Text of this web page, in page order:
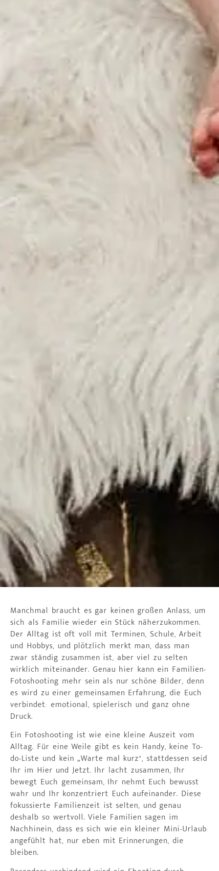
Manchmal braucht es gar keinen großen Anlass, um
sich als Familie wieder ein Stück näherzukommen.
Der Alltag ist oft voll mit Terminen, Schule, Arbeit
und Hobbys, und plötzlich merkt man, dass man
zwar ständig zusammen ist, aber viel zu selten
wirklich miteinander. Genau hier kann ein Familien-
Fotoshooting mehr sein als nur schöne Bilder, denn
es wird zu einer gemeinsamen Erfahrung, die Euch
verbindet: emotional, spielerisch und ganz ohne
Druck.
Ein Fotoshooting ist wie eine kleine Auszeit vom
Alltag. Für eine Weile gibt es kein Handy, keine To-
do-Liste und kein „Warte mal kurz“, stattdessen seid
Ihr im Hier und Jetzt. Ihr lacht zusammen, Ihr
bewegt Euch gemeinsam, Ihr nehmt Euch bewusst
wahr und Ihr konzentriert Euch aufeinander. Diese
fokussierte Familienzeit ist selten, und genau
deshalb so wertvoll. Viele Familien sagen im
Nachhinein, dass es sich wie ein kleiner Mini-Urlaub
angefühlt hat, nur eben mit Erinnerungen, die
bleiben.